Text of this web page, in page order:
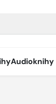
Audioknihy